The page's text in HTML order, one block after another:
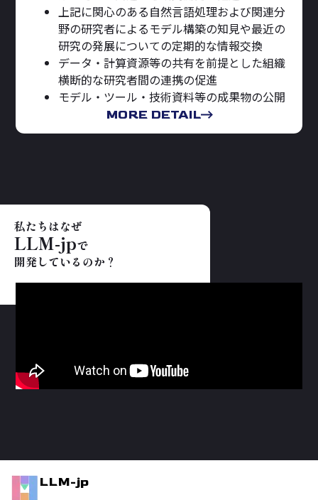
上記に関心のある自然言語処理および関連分
野の研究者によるモデル構築の知見や最近の
研究の発展についての定期的な情報交換
データ・計算資源等の共有を前提とした組織
横断的な研究者間の連携の促進
モデル・ツール・技術資料等の成果物の公開
MORE DETAIL
私たちはなぜ
LLM-jpで
開発しているのか？
LLM-jp